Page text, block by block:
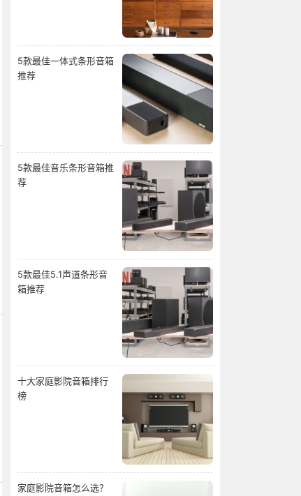
5款最佳一体式条形音箱
推荐
5款最佳音乐条形音箱推
荐
5款最佳5.1声道条形音
箱推荐
十大家庭影院音箱排行
榜
家庭影院音箱怎么选？